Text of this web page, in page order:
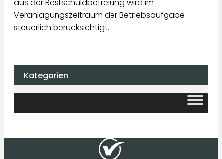
aus der Restschuldbefreiung wird im
Veranlagungszeitraum der Betriebsaufgabe
steuerlich berücksichtigt.
Kategorien